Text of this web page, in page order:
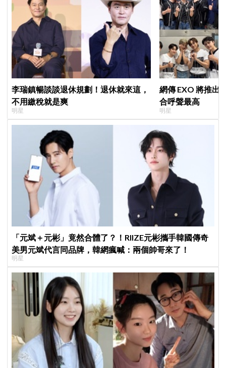
李瑞鎮暢談談退休規劃！退休就來這，
不用繳稅就是爽
明星
網傳 EXO 將推出
合呼聲最高
明星
「元斌＋元彬」竟然合體了？！RIIZE元彬攜手韓國傳奇
美男元斌代言同品牌，韓網瘋喊：兩個帥哥來了！
明星